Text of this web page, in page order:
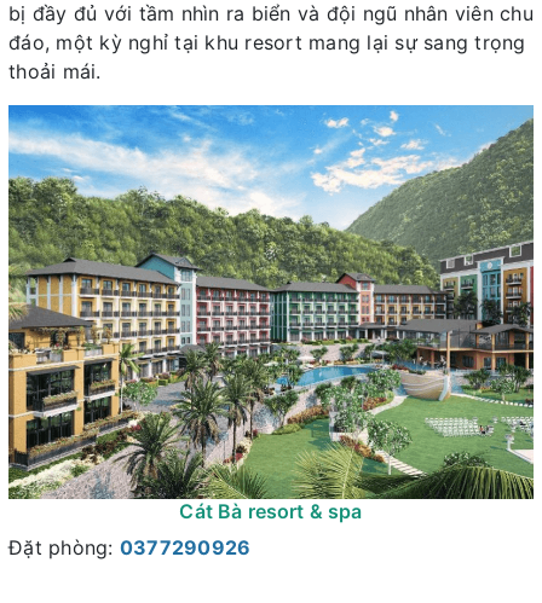
bị đầy đủ với tầm nhìn ra biển và đội ngũ nhân viên chu
đáo, một kỳ nghỉ tại khu resort mang lại sự sang trọng
thoải mái.
Cát Bà resort & spa
Đặt phòng: 0377290926